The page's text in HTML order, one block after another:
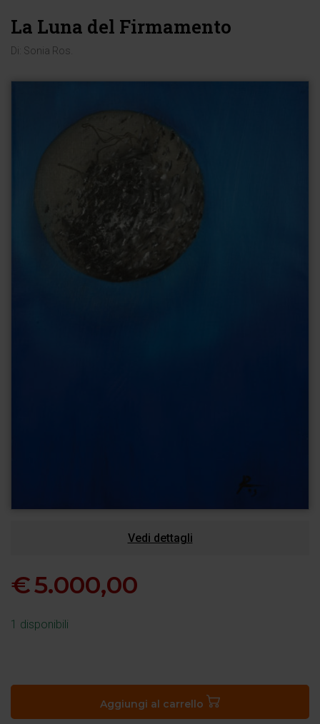
La Luna del Firmamento
Di: Sonia Ros
Vedi dettagli
€5.000,00
1 disponibili
Firmamento
Aggiungi al carrello